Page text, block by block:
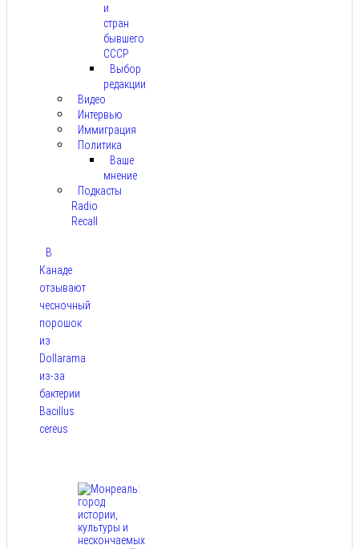
и
стран
бывшего
СССР
Выбор
редакции
Видео
Интервью
Иммиграция
Политика
Ваше
мнение
Подкасты
Radio
Recall
В
Канаде
отзывают
чесночный
порошок
из
Dollarama
из-за
бактерии
Bacillus
cereus